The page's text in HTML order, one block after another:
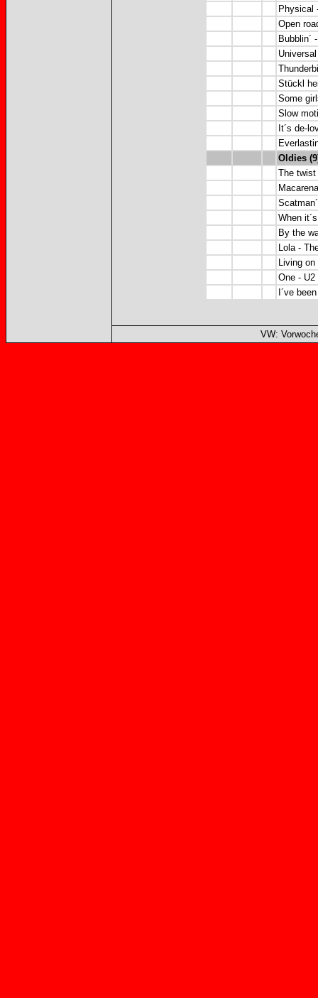
Physical
Open
Bubblin´
Stückl
Some
Slow
It´s de-
Oldies
The twist
When
By the
Lola -
Living
One - U2
I´ve
VW: